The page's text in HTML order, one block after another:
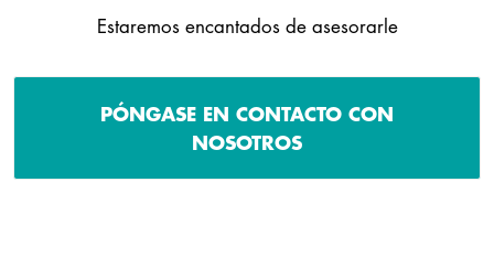
Estaremos encantados de asesorarle
PÓNGASE EN CONTACTO CON
NOSOTROS